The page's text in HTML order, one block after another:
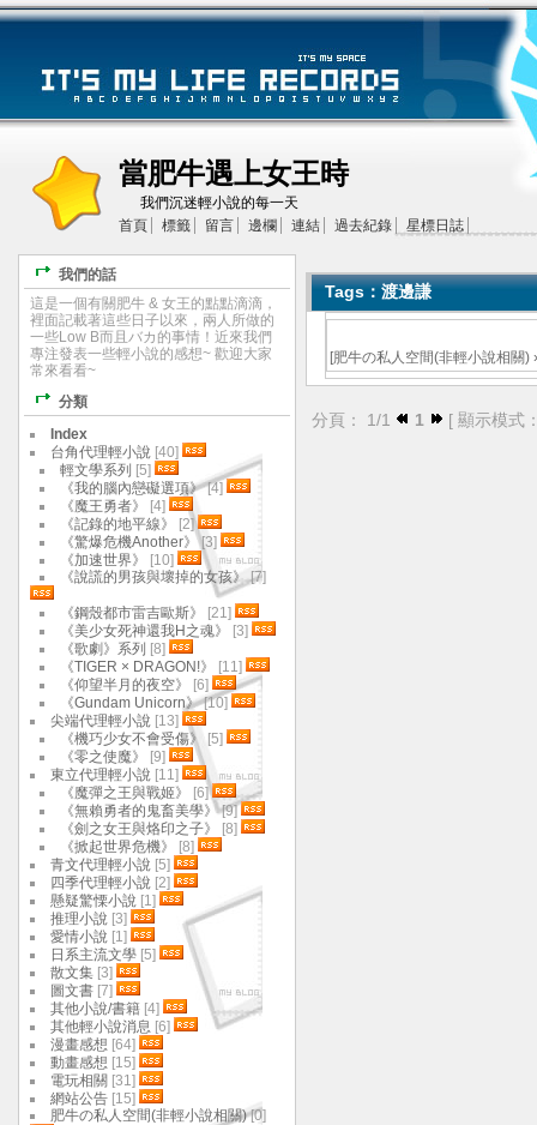
當肥牛遇上女王時
我們沉迷輕小說的每一天
首頁
標籤 留言 邊欄 連結 過去紀錄 星標日誌
Tags：渡邊謙
[肥牛の私人空間(非輕小說相關)
分頁： 1/1 1 [ 顯示模式
我們的話
這是一個有關肥牛 & 女王的點點滴滴，
裡面記載著這些日子以來，兩人所做的
一些Low B而且バカ的事情！近來我們
專注發表一些輕小說的感想~ 歡迎大家
常來看看~
分類
Index
台角代理輕小說 [40]
輕文學系列 [5]
《我的腦內戀礙選項》[4]
《魔王勇者》
[4]
《記錄的地平線》
[2]
《驚爆危機Another》[3]
《加速世界》
[10]
《說謊的男孩與壞掉的女孩》[7]
《鋼殼都市雷吉歐斯》
[21]
《美少女死神還我H之魂》
[3]
《歌劇》系列 [8]
《TIGER × DRAGON!》
[11]
《仰望半月的夜空》
[6]
《Gundam Unicorn》[10]
尖端代理輕小說 [13]
《機巧少女不會受傷》
[5]
《零之使魔》
[9]
東立代理輕小說 [11]
《魔彈之王與戰姬》
[6]
《無賴勇者的鬼畜美學》[9]
《劍之女王與烙印之子》
[8]
《掀起世界危機》
[8]
青文代理輕小說 [5]
四季代理輕小說 [2]
懸疑驚慄小說 [1]
推理小說 [3]
愛情小說 [1]
日系主流文學 [5]
散文集 [3]
圖文書 [7]
其他小說/書籍 [4]
其他輕小說消息 [6]
漫畫感想 [64]
動畫感想 [15]
電玩相關 [31]
網站公告 [15]
肥牛の私人空間(非輕小說相關)[0]